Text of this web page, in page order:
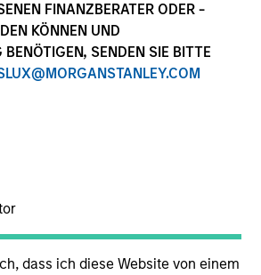
FINANZBERATER ODER -
KÖNNEN UND
SENDEN SIE BITTE
dass ich diese Website von einem
EXPERIENCE